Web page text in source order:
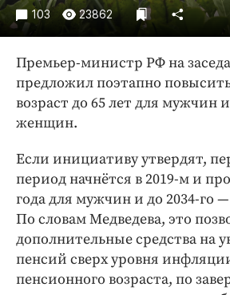
Блоги
Медиаперсона
Интересное чтиво
Клиника года
Работодатель года
103 23862
Премьер-министр РФ на
предложил поэтапно
возраст до 65 лет для мужчин
женщин.
Если инициативу утвердят,
период начнётся в 2019-м и
года для мужчин и до 2034-го­­­
По словам Медведева, это
дополнительные средства на
пенсий сверх уровня
пенсионного возраста, по